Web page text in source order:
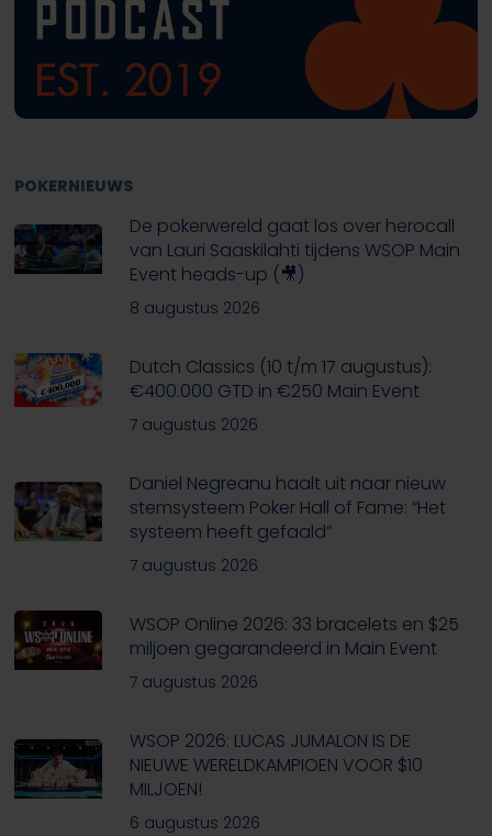
POKERNIEUWS
De pokerwereld gaat los over herocall
van Lauri Saaskilahti tijdens WSOP Main
Event heads-up (🎥)
8 augustus 2026
Dutch Classics (10 t/m 17 augustus):
€400.000 GTD in €250 Main Event
7 augustus 2026
Daniel Negreanu haalt uit naar nieuw
stemsysteem Poker Hall of Fame: “Het
systeem heeft gefaald”
7 augustus 2026
WSOP Online 2026: 33 bracelets en $25
miljoen gegarandeerd in Main Event
7 augustus 2026
WSOP 2026: LUCAS JUMALON IS DE
NIEUWE WERELDKAMPIOEN VOOR $10
MILJOEN!
6 augustus 2026